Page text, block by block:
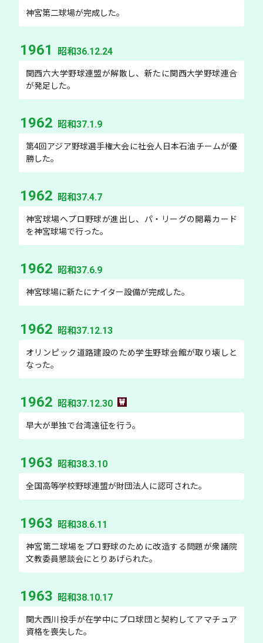
神宮第二球場が完成した。
1961 昭和36.12.24
関西六大学野球連盟が解散し、新たに関西大学野球連合
が発足した。
1962 昭和37.1.9
第4回アジア野球選手権大会に社会人日本石油チームが優
勝した。
1962 昭和37.4.7
神宮球場へプロ野球が進出し、パ・リーグの開幕カード
を神宮球場で行った。
1962 昭和37.6.9
神宮球場に新たにナイター設備が完成した。
1962 昭和37.12.13
オリンピック道路建設のため学生野球会館が取り壊しと
なった。
1962 昭和37.12.30
早大が単独で台湾遠征を行う。
1963 昭和38.3.10
全国高等学校野球連盟が財団法人に認可された。
1963 昭和38.6.11
神宮第二球場をプロ野球のために改造する問題が衆議院
文教委員懇談会にとりあげられた。
1963 昭和38.10.17
関大西川投手が在学中にプロ球団と契約してアマチュア
資格を喪失した。